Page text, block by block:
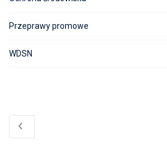
Przeprawy promowe
WDSN